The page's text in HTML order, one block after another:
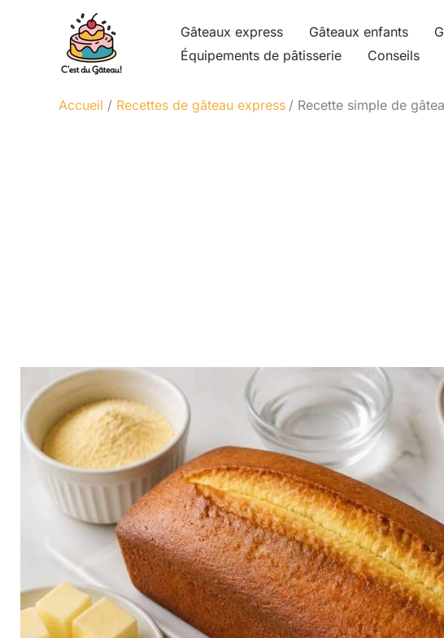
Gâteaux express Gâteaux enfants
Équipements de pâtisserie
Conseils
Accueil Recettes de gâteau express Recette simple de